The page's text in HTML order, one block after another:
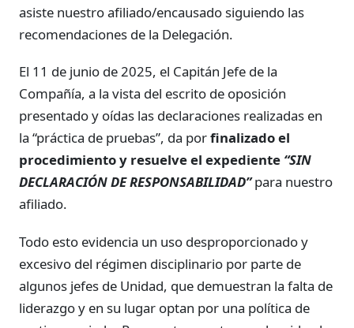
asiste nuestro afiliado/encausado siguiendo las
recomendaciones de la Delegación.
El 11 de junio de 2025, el Capitán Jefe de la
Compañía, a la vista del escrito de oposición
presentado y oídas las declaraciones realizadas en
la “práctica de pruebas”, da porfinalizado el
procedimiento y resuelve el expediente “SIN
DECLARACIÓN DE RESPONSABILIDAD”para nuestro
afiliado.
Todo esto evidencia un uso desproporcionado y
excesivo del régimen disciplinario por parte de
algunos jefes de Unidad, que demuestran la falta de
liderazgo y en su lugar optan por una política de